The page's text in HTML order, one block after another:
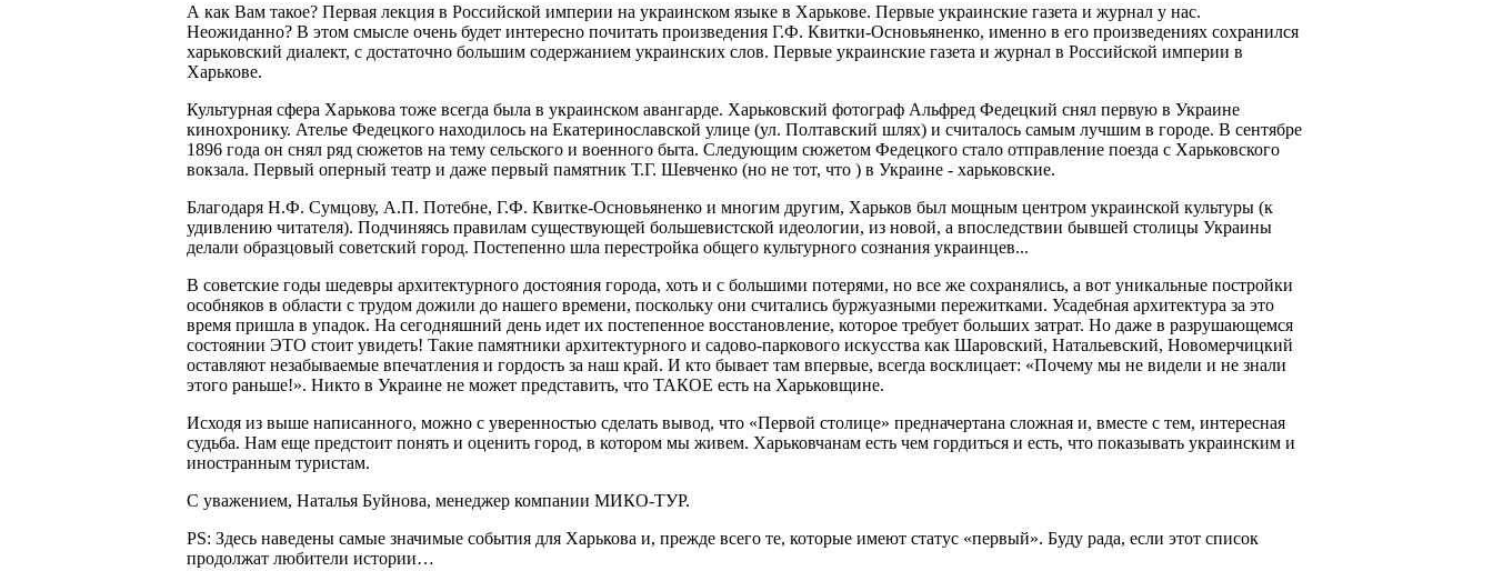
А как Вам такое? Первая лекция в Российской империи на украинском языке в Харькове. Первые украинские газета и журнал у нас.
Неожиданно? В этом смысле очень будет интересно почитать произведения Г.Ф. Квитки-Основьяненко, именно в его произведениях сохранился
харьковский диалект, с достаточно большим содержанием украинских слов. Первые украинские газета и журнал в Российской империи в
Харькове.
Культурная сфера Харькова тоже всегда была в украинском авангарде. Харьковский фотограф Альфред Федецкий снял первую в Украине
кинохронику. Ателье Федецкого находилось на Екатеринославской улице (ул. Полтавский шлях) и считалось самым лучшим в городе. В сентябре
1896 года он снял ряд сюжетов на тему сельского и военного быта. Следующим сюжетом Федецкого стало отправление поезда с Харьковского
вокзала. Первый оперный театр и даже первый памятник Т.Г. Шевченко (но не тот, что ) в Украине - харьковские.
Благодаря Н.Ф. Сумцову, А.П. Потебне, Г.Ф. Квитке-Основьяненко и многим другим, Харьков был мощным центром украинской культуры (к
удивлению читателя). Подчиняясь правилам существующей большевистской идеологии, из новой, а впоследствии бывшей столицы Украины
делали образцовый советский город. Постепенно шла перестройка общего культурного сознания украинцев...
В советские годы шедевры архитектурного достояния города, хоть и с большими потерями, но все же сохранялись, а вот уникальные постройки
особняков в области с трудом дожили до нашего времени, поскольку они считались буржуазными пережитками. Усадебная архитектура за это
время пришла в упадок. На сегодняшний день идет их постепенное восстановление, которое требует больших затрат. Но даже в разрушающемся
состоянии ЭТО стоит увидеть! Такие памятники архитектурного и садово-паркового искусства как Шаровский, Натальевский, Новомерчицкий
оставляют незабываемые впечатления и гордость за наш край. И кто бывает там впервые, всегда восклицает: «Почему мы не видели и не знали
этого раньше!». Никто в Украине не может представить, что ТАКОЕ есть на Харьковщине.
Исходя из выше написанного, можно с уверенностью сделать вывод, что «Первой столице» предначертана сложная и, вместе с тем, интересная
судьба. Нам еще предстоит понять и оценить город, в котором мы живем. Харьковчанам есть чем гордиться и есть, что показывать украинским и
иностранным туристам.
С уважением, Наталья Буйнова, менеджер компании МИКО-ТУР.
PS: Здесь наведены самые значимые события для Харькова и, прежде всего те, которые имеют статус «первый». Буду рада, если этот список
продолжат любители истории…